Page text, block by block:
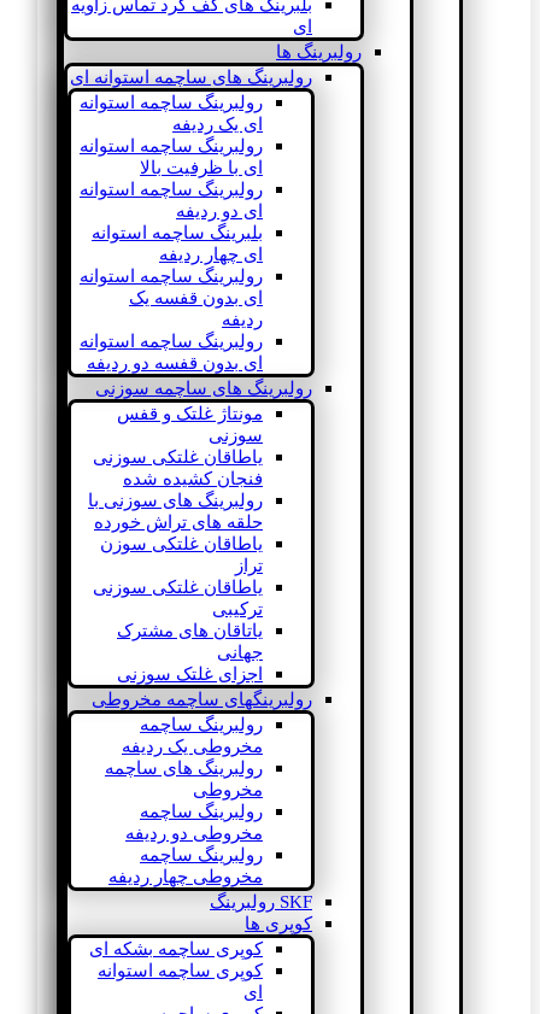
بلبرینگ های کف گرد تماس زاویه
ای
رولبرینگ ها
رولبرینگ های ساچمه استوانه ای
رولبرینگ ساچمه استوانه
ای یک ردیفه
رولبرینگ ساچمه استوانه
ای با ظرفیت بالا
رولبرینگ ساچمه استوانه
ای دو ردیفه
بلبرینگ ساچمه استوانه
ای چهار ردیفه
رولبرینگ ساچمه استوانه
ای بدون قفسه یک
ردیفه
رولبرینگ ساچمه استوانه
ای بدون قفسه دو ردیفه
رولبرینگ های ساچمه سوزنی
مونتاژ غلتک و قفس
سوزنی
یاطاقان غلتکی سوزنی
فنجان کشیده شده
رولبرینگ های سوزنی با
حلقه های تراش خورده
یاطاقان غلتکی سوزن
تراز
یاطاقان غلتکی سوزنی
ترکیبی
یاتاقان های مشترک
جهانی
اجزای غلتک سوزنی
رولبرینگهای ساچمه مخروطی
رولبرینگ ساچمه
مخروطی یک ردیفه
رولبرینگ های ساچمه
مخروطی
رولبرینگ ساچمه
مخروطی دو ردیفه
رولبرینگ ساچمه
مخروطی چهار ردیفه
SKF رولبرینگ
کوپری ها
کوپری ساچمه بشکه ای
کوپری ساچمه استوانه
ای